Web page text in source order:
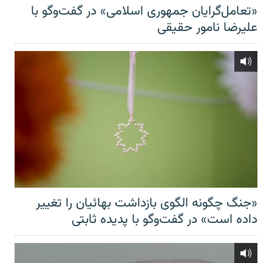
«تعامل‌گرایان جمهوری اسلامی» در گفت‌وگو با
علیرضا نامور حقیقی
«جنگ چگونه الگوی بازداشت بهائیان را تغییر
داده است» در گفت‌وگو با پدیده ثابتی